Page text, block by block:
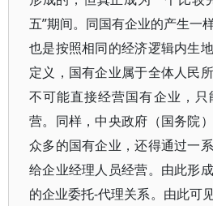
五”期间。同国有企业的产生一
也是按照相同的经济逻辑内生
定义，国有企业属于全体人民
不可能直接经营国有企业，
营。同样，中央政府（国务院
众多的国有企业，还得通过一
给企业经理人员经营。由此形
的企业委托-代理关系。由此可